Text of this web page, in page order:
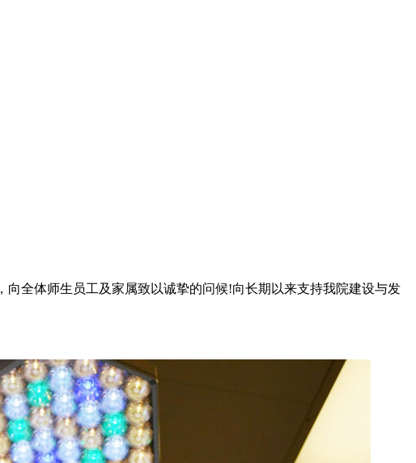
全体师生员工及家属致以诚挚的问候!向长期以来支持我院建设与发